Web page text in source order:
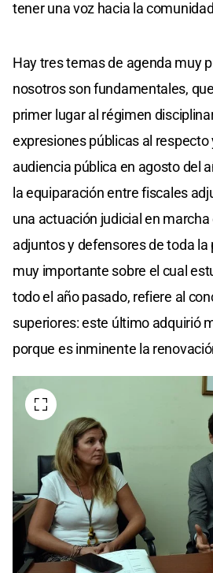
tener una voz hacia la
Hay tres temas de agenda muy
nosotros son fundamentales,
primer lugar al régimen
expresiones públicas al
audiencia pública en agosto del
la equiparación entre fiscales
una actuación judicial en
adjuntos y defensores de toda la
muy importante sobre el cual
todo el año pasado, refiere al
superiores: este último adquirió
porque es inminente la